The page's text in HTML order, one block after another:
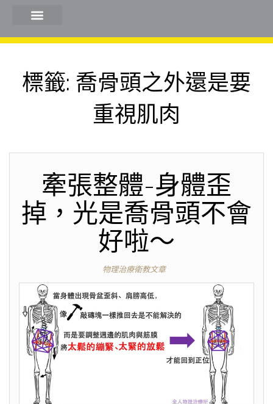
標籤: 喬骨頭之外還是要
重視肌肉
牽張整體-身體歪
掉，光是喬骨頭不會
好啦～
物理治療衛教文章